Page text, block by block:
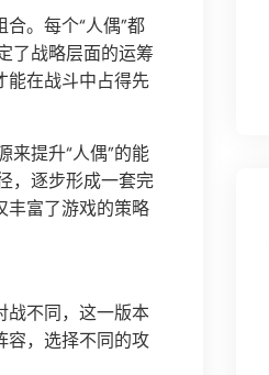
。每个“人偶”都
了战略层面的运筹
能在战斗中占得先
来提升“人偶”的能
，逐步形成一套完
丰富了游戏的策略
战不同，这一版本
容，选择不同的攻